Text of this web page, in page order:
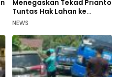
Menegaskan Tekad Prianto
Tuntas Hak Lahan ke
Mahkamah Agung
NEWS